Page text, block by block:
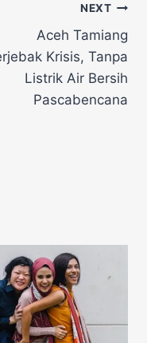
NEXT
Aceh Tamiang
Krisis, Tanpa
Listrik Air Bersih
Pascabencana